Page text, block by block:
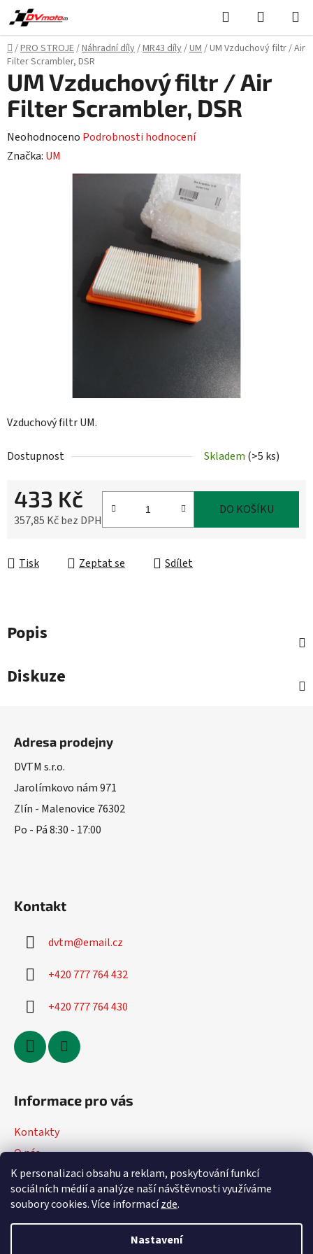
K personalizaci obsahu a reklam, poskytování funkcí
sociálních médií a analýze naší návštěvnosti využíváme
soubory cookies. Více informacízde.
Nastavení
Přejít
na
obsah
Hledat
KOŠÍK
Domů
/PRO STROJE/Náhradní díly/MR43 díly/UM/UM Vzduchový filtr / Air
Filter Scrambler, DSR
Vzduchový filtr UM.
Dostupnost Skladem (>5 ks)
433 Kč
357,85 Kč bez DPH
DO KOŠÍKU
Tisk Zeptat se Sdílet
UM Vzduchový filtr / Air
Filter Scrambler, DSR
Průměrné
hodnocení
Neohodnoceno Podrobnosti hodnocení
Značka: UM
Popis
Diskuze
Adresa prodejny
DVTM s.r.o.
Jarolímkovo nám 971
Zlín - Malenovice 76302
Po - Pá 8:30 - 17:00
Kontakt
dvtm@email.cz
+420 777 764 432
+420 777 764 430
Informace pro vás
Kontakty
O nás
Jak nakupovat
Obchodní podmínky